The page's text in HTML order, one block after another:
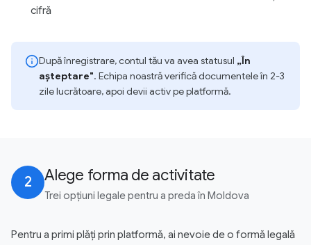
cifră
După înregistrare, contul tău va avea statusul „În
așteptare". Echipa noastră verifică documentele în 2-3
zile lucrătoare, apoi devii activ pe platformă.
2 Alege forma de activitate
Trei opțiuni legale pentru a preda în Moldova
Pentru a primi plăți prin platformă, ai nevoie de o formă legală